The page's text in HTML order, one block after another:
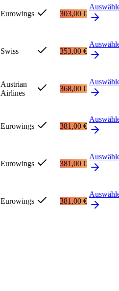
Eurowings 303,00 €
Swiss 353,00 €
Austrian
Airlines
368,00 €
Eurowings 381,00 €
Eurowings 381,00 €
Eurowings 381,00 €